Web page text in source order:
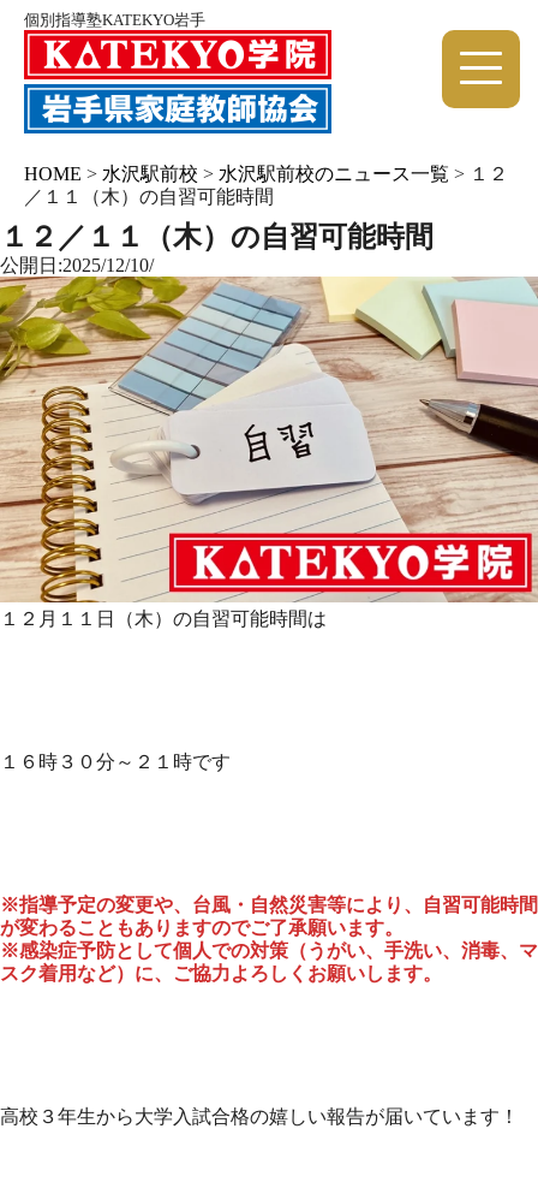
個別指導塾KATEKYO岩手
HOME > 水沢駅前校 > 水沢駅前校のニュース一覧 > １２
／１１（木）の自習可能時間
１２／１１（木）の自習可能時間
公開日:2025/12/10/
１２月１１日（木）の自習可能時間は
１６時３０分～２１時です
※指導予定の変更や、台風・自然災害等により、自習可能時間
が変わることもありますのでご了承願います。
※感染症予防として個人での対策（うがい、手洗い、消毒、マ
スク着用など）に、ご協力よろしくお願いします。
高校３年生から大学入試合格の嬉しい報告が届いています！